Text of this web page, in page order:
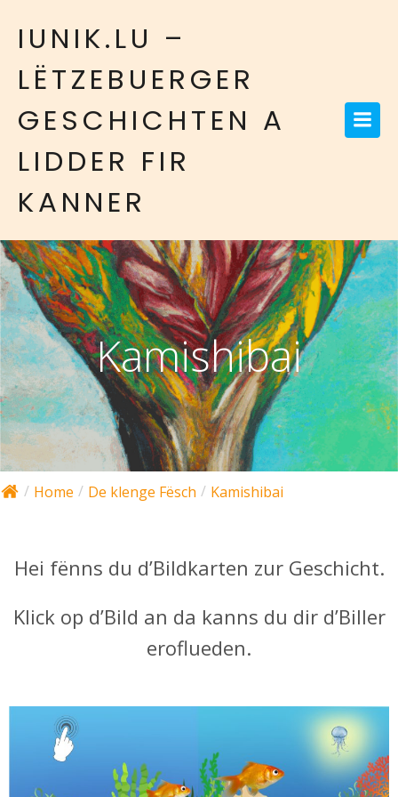
IUNIK.LU –
LËTZEBUERGER
GESCHICHTEN A
LIDDER FIR
KANNER
Kamishibai
Home De klenge Fësch Kamishibai
Hei fënns du d’Bildkarten zur Geschicht.
Klick op d’Bild an da kanns du dir d’Biller
eroflueden.